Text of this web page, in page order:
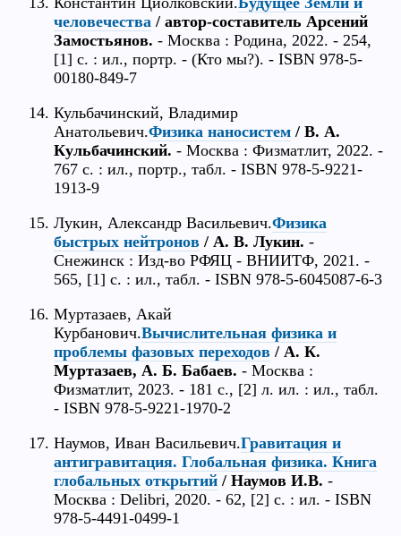
человечества / автор-составитель Арсений
Замостьянов. - Москва : Родина, 2022. - 254,
[1] с. : ил., портр. - (Кто мы?). - ISBN 978-5-
00180-849-7
Кульбачинский, Владимир
Анатольевич.Физика наносистем / В. А.
Кульбачинский. - Москва : Физматлит, 2022. -
767 с. : ил., портр., табл. - ISBN 978-5-9221-
1913-9
Лукин, Александр Васильевич.Физика
быстрых нейтронов / А. В. Лукин. -
Снежинск : Изд-во РФЯЦ - ВНИИТФ, 2021. -
565, [1] с. : ил., табл. - ISBN 978-5-6045087-6-3
Муртазаев, Акай
Курбанович.Вычислительная физика и
проблемы фазовых переходов / А. К.
Муртазаев, А. Б. Бабаев. - Москва :
Физматлит, 2023. - 181 с., [2] л. ил. : ил., табл.
- ISBN 978-5-9221-1970-2
Наумов, Иван Васильевич.Гравитация и
антигравитация. Глобальная физика. Книга
глобальных открытий / Наумов И.В. -
Москва : Delibri, 2020. - 62, [2] с. : ил. - ISBN
978-5-4491-0499-1